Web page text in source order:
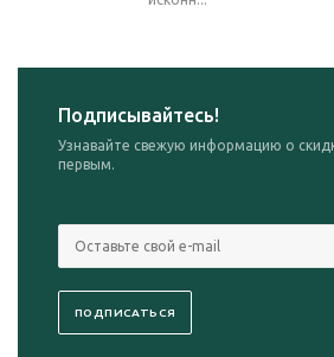
Подписывайтесь!
Узнавайте свежую информацию о
первым.